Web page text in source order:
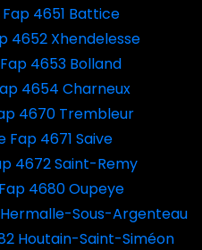
4651 Battice
4652 Xhendelesse
4653 Bolland
4654 Charneux
4670 Trembleur
4671 Saive
4672 Saint-Remy
4680 Oupeye
Sous-Argenteau
Houtain-Saint-Siméon